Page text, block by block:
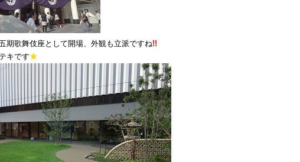
期歌舞伎座として開場、外観も立派ですね!!
キです★